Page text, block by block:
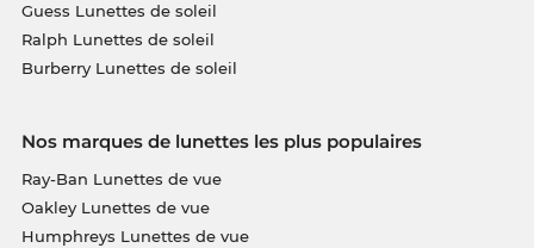
Guess Lunettes de soleil
Ralph Lunettes de soleil
Burberry Lunettes de soleil
Nos marques de lunettes les plus populaires
Ray-Ban Lunettes de vue
Oakley Lunettes de vue
Humphreys Lunettes de vue